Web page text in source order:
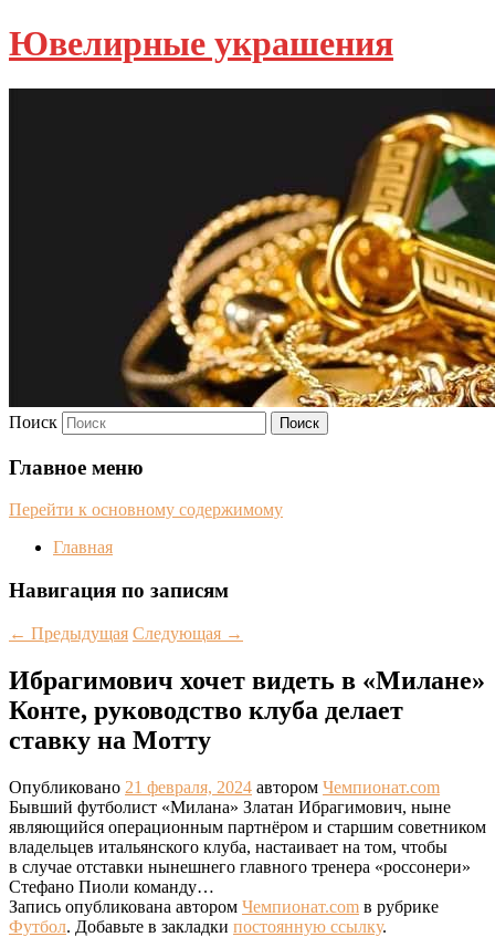
Ювелирные украшения
Поиск
Главное меню
Перейти к основному содержимому
Главная
Навигация по записям
← Предыдущая Следующая →
Ибрагимович хочет видеть в «Милане»
Конте, руководство клуба делает
ставку на Мотту
Опубликовано 21 февраля, 2024 автором Чемпионат.com
Бывший футболист «Милана» Златан Ибрагимович, ныне
являющийся операционным партнёром и старшим советником
владельцев итальянского клуба, настаивает на том, чтобы
в случае отставки нынешнего главного тренера «россонери»
Стефано Пиоли команду…
Запись опубликована автором Чемпионат.com в рубрике
Футбол. Добавьте в закладки постоянную ссылку.